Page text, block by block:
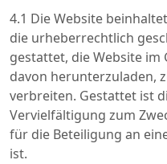
4.1 Die Website
die urheberrechtlich
gestattet, die Website im
davon herunterzuladen,
verbreiten. Gestattet ist
Vervielfältigung zum
für die Beteiligung an
ist.